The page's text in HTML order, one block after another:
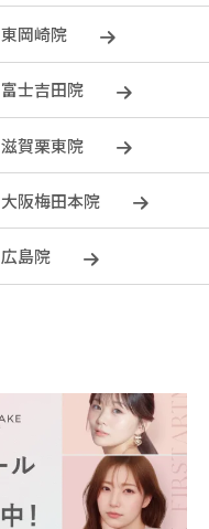
東岡崎院
富士吉田院
滋賀栗東院
大阪梅田本院
広島院